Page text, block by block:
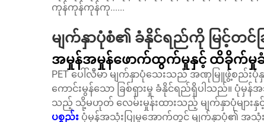
ကုန်ကုန်ကုန်ကု......
မျက်နှာပုံစံ၏ ခံနိုင်ရည်ကို မြင့်တင်ခ
အမှုန်အမှုန်ဖောက်ထွက်မှုနှင့် ထိခိုက်မှု
PET ပေါ်လီမာ မျက်နှာပုံသေးသည် အဏုမြူဖွဲ့စည်းပုံ
ကောင်းမွန်သော ခြစ်ရှားမှု ခံနိုင်ရည်ရှိပါသည်။ ပုံမှ
သည့် သို့မဟုတ် လေမ်းမှုန်းထားသည့် မျက်နှာပုံများနှ
ပစ္စည်း ပုံမှန်အသုံးပြုမှုအောက်တွင် မျက်နှာပုံ၏ အသုံး